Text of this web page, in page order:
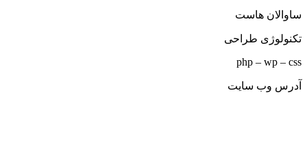
ساوالان هاست
تکنولوژی طراحی
php – wp – css
آدرس وب سایت